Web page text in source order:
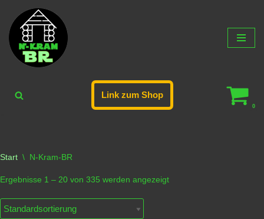
Zum
Inhalt
springen
Link zum Shop
0
Start \ N-Kram-BR
Ergebnisse 1 – 20 von 335 werden angezeigt